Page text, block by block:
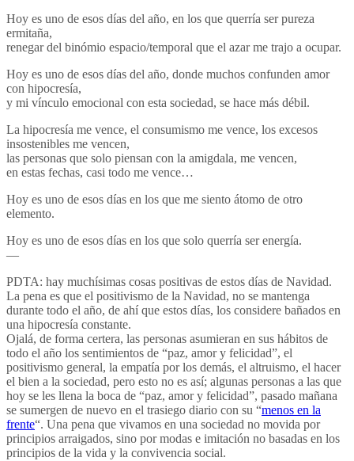
Hoy es uno de esos días del año, en los que querría ser pureza
ermitaña,
renegar del binómio espacio/temporal que el azar me trajo a ocupar.
Hoy es uno de esos días del año, donde muchos confunden amor
con hipocresía,
y mi vínculo emocional con esta sociedad, se hace más débil.
La hipocresía me vence, el consumismo me vence, los excesos
insostenibles me vencen,
las personas que solo piensan con la amigdala, me vencen,
en estas fechas, casi todo me vence…
Hoy es uno de esos días en los que me siento átomo de otro
elemento.
Hoy es uno de esos días en los que solo querría ser energía.
—
PDTA: hay muchísimas cosas positivas de estos días de Navidad.
La pena es que el positivismo de la Navidad, no se mantenga
durante todo el año, de ahí que estos días, los considere bañados en
una hipocresía constante.
Ojalá, de forma certera, las personas asumieran en sus hábitos de
todo el año los sentimientos de “paz, amor y felicidad”, el
positivismo general, la empatía por los demás, el altruismo, el hacer
el bien a la sociedad, pero esto no es así; algunas personas a las que
hoy se les llena la boca de “paz, amor y felicidad”, pasado mañana
se sumergen de nuevo en el trasiego diario con su “menos en la
frente“. Una pena que vivamos en una sociedad no movida por
principios arraigados, sino por modas e imitación no basadas en los
principios de la vida y la convivencia social.